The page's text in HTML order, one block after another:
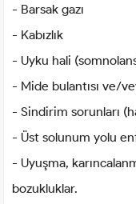
- Barsak gazı
- Kabızlık
- Uyku hali
- Mide bulantısı ve/
- Sindirim sorunları
- Üst solunum yolu
- Uyuşma,
bozukluklar.